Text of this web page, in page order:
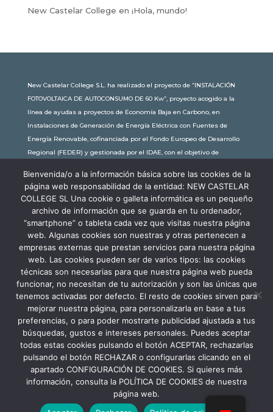
New Castelar College en ¡Hola, mundo!
New Castelar College S.L. ha realizado el proyecto de “INSTALACIÓN
FOTOVOLTAICA DE AUTOCONSUMO DE 60 Kw”, proyecto acogido a la
línea de ayudas a proyectos de Economía Baja en Carbono, en
Instalaciones de Generación de Energía Eléctrica con Fuentes de
Energía Renovable, cofinanciada por el Fondo Europeo de Desarrollo
Regional (FEDER) y gestionada por el IDAE, con el objetivo de
subvención de 30.245,63€. Con una potencia instalada de 60kW, la
comunidad educativa de New Castelar ahorra al planeta 34,79
toneladas de CO2 al año, lo que equivale a recorrer 116.677 km en coche
o plantar 116 árboles al año.
Aviso Legal
Política de Privacidad
Política de Cookies
Canal Denuncia
Bienvenida/o a la información básica sobre las cookies de la
página web responsabilidad de la entidad: NEW CASTELAR
COLLEGE SL Una cookie o galleta informática es un pequeño
archivo de información que se guarda en tu ordenador,
“smartphone” o tableta cada vez que visitas nuestra página
web. Algunas cookies son nuestras y otras pertenecen a
empresas externas que prestan servicios para nuestra página
web. Las cookies pueden ser de varios tipos: las cookies
técnicas son necesarias para que nuestra página web pueda
funcionar, no necesitan de tu autorización y son las únicas que
tenemos activadas por defecto. El resto de cookies sirven para
mejorar nuestra página, para personalizarla en base a tus
preferencias, o para poder mostrarte publicidad ajustada a tus
búsquedas, gustos e intereses personales. Puedes aceptar
todas estas cookies pulsando el botón ACEPTAR, rechazarlas
pulsando el botón RECHAZAR o configurarlas clicando en el
apartado CONFIGURACIÓN DE COOKIES. Si quieres más
información, consulta la POLÍTICA DE COOKIES de nuestra
página web.